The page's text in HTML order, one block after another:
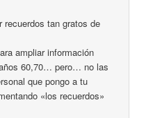
recuerdos tan gratos de
ampliar información
60,70… pero… no las
que pongo a tu
«los recuerdos»